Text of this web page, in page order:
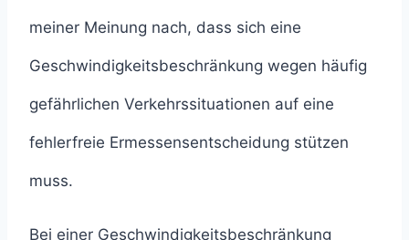
meiner Meinung nach, dass sich eine
Geschwindigkeitsbeschränkung wegen häufig
gefährlichen Verkehrssituationen auf eine
fehlerfreie Ermessensentscheidung stützen
muss.
Bei einer Geschwindigkeitsbeschränkung